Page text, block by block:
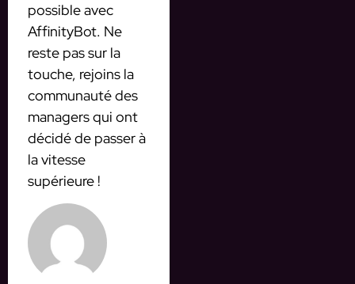
possible avec
AffinityBot. Ne
reste pas sur la
touche, rejoins la
communauté des
managers qui ont
décidé de passer à
la vitesse
supérieure !